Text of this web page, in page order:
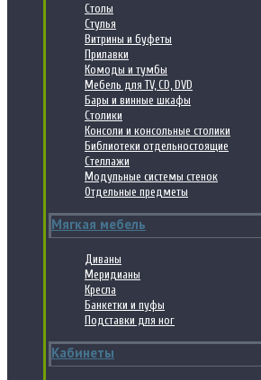
Столы
Стулья
Витрины и буфеты
Прилавки
Комоды и тумбы
Мебель для TV, CD, DVD
Бары и винные шкафы
Столики
Консоли и консольные столики
Библиотеки отдельностоящие
Стеллажи
Модульные системы стенок
Отдельные предметы
Мягкая мебель
Диваны
Меридианы
Кресла
Банкетки и пуфы
Подставки для ног
Кабинеты